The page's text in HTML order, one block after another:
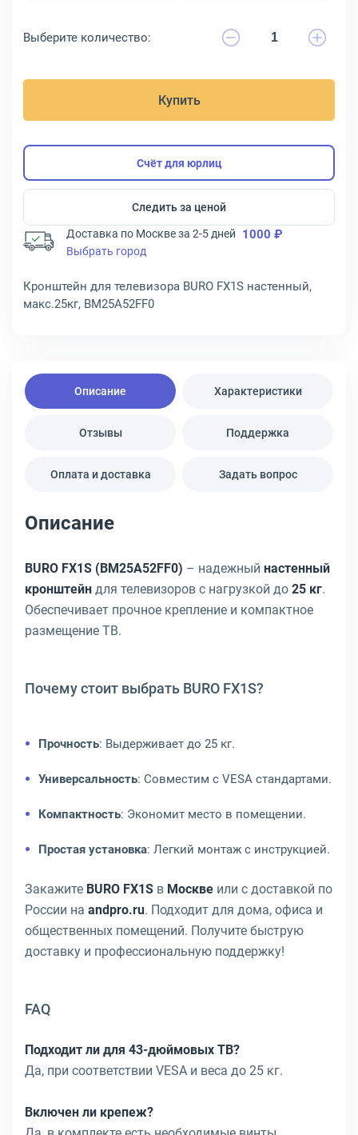
Выберите количество:
Купить
Счёт для юрлиц
Следить за ценой
Доставка по Москве за 2-5 дней 1000 ₽
Выбрать город
Кронштейн для телевизора BURO FX1S настенный,
макс.25кг, BM25A52FF0
Описание Характеристики
Отзывы Поддержка
Оплата и доставка Задать вопрос
Описание
BURO FX1S (BM25A52FF0) – надежный настенный
кронштейн для телевизоров с нагрузкой до 25 кг.
Обеспечивает прочное крепление и компактное
размещение ТВ.
Почему стоит выбрать BURO FX1S?
Прочность: Выдерживает до 25 кг.
Универсальность: Совместим с VESA стандартами.
Компактность: Экономит место в помещении.
Простая установка: Легкий монтаж с инструкцией.
Закажите BURO FX1S в Москве или с доставкой по
России на andpro.ru. Подходит для дома, офиса и
общественных помещений. Получите быструю
доставку и профессиональную поддержку!
FAQ
Подходит ли для 43-дюймовых ТВ?
Да, при соответствии VESA и веса до 25 кг.
Включен ли крепеж?